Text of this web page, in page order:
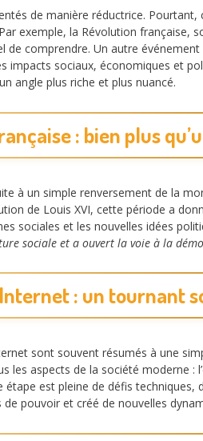
de manière réductrice.
exemple, la Révolution française,
de comprendre. Un autre
impacts sociaux, économiques et
angle plus riche et plus nuancé.
: bien plus
à un simple renversement de la
de Louis XVI, cette période a
sociales et les nouvelles idées
sociale et a ouvert la voie à la
: un tournant
sont souvent résumés à une
les aspects de la société moderne :
étape est pleine de défis
pouvoir et créé de nouvelles